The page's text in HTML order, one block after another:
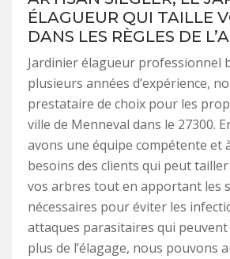
ÉLAGUEUR QUI TAILLE
DANS LES RÈGLES DE
Jardinier élagueur professionnel
plusieurs années d’expérience,
prestataire de choix pour les
ville de Menneval dans le 27300.
avons une équipe compétente et
besoins des clients qui peut
vos arbres tout en apportant les
nécessaires pour éviter les
attaques parasitaires qui
plus de l’élagage, nous pouvons